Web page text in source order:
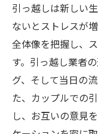
引っ越しは新しい
ないとストレスが
全体像を把握し、
す。引っ越し業者
グ、そして当日の
た、カップルでの
し、お互いの意見